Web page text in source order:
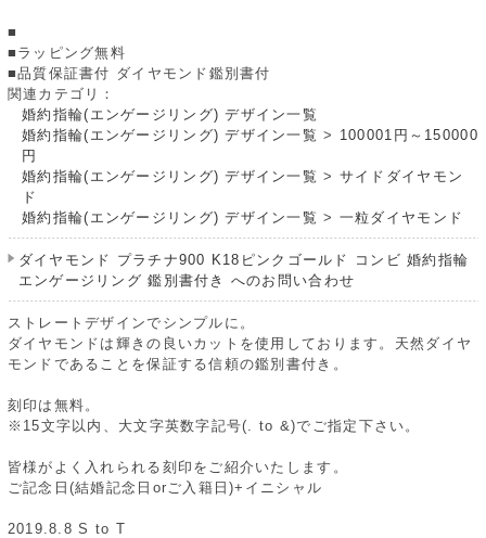
■
■ラッピング無料
■品質保証書付 ダイヤモンド鑑別書付
関連カテゴリ：
婚約指輪(エンゲージリング) デザイン一覧
婚約指輪(エンゲージリング) デザイン一覧 > 100001円～150000
円
婚約指輪(エンゲージリング) デザイン一覧 > サイドダイヤモン
ド
婚約指輪(エンゲージリング) デザイン一覧 > 一粒ダイヤモンド
ダイヤモンド プラチナ900 K18ピンクゴールド コンビ 婚約指輪
エンゲージリング 鑑別書付き へのお問い合わせ
ストレートデザインでシンプルに。
ダイヤモンドは輝きの良いカットを使用しております。天然ダイヤ
モンドであることを保証する信頼の鑑別書付き。
刻印は無料。
※15文字以内、大文字英数字記号(. to &)でご指定下さい。
皆様がよく入れられる刻印をご紹介いたします。
ご記念日(結婚記念日orご入籍日)+イニシャル
2019.8.8 S to T